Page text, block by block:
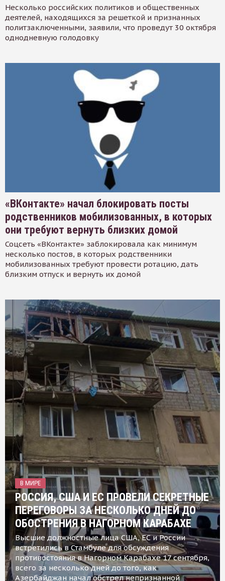
Несколько российских политиков и общественных
деятелей, находящихся за решеткой и признанных
политзаключенными, заявили, что проведут 30 октября
однодневную голодовку
«ВКонтакте» начал блокировать посты
родственников мобилизованных, в которых
они требуют вернуть близких домой
Соцсеть «ВКонтакте» заблокировала как минимум
несколько постов, в которых родственники
мобилизованных требуют провести ротацию, дать
близким отпуск и вернуть их домой
В МИРЕ
РОССИЯ, США И ЕС ПРОВЕЛИ СЕКРЕТНЫЕ
ПЕРЕГОВОРЫ ЗА НЕСКОЛЬКО ДНЕЙ ДО
ОБОСТРЕНИЯ В НАГОРНОМ КАРАБАХЕ
Высшие должностные лица США, ЕС и России
встретились в Стамбуле для обсуждения
противостояния в Нагорном Карабахе 17 сентября,
всего за несколько дней до того, как
Азербайджан начал обстрел непризнанной